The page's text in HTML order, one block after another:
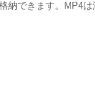
納できます。MP4